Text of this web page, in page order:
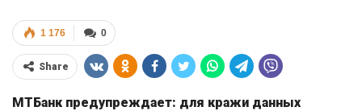
0
1 176
Share
МТБанк предупреждает: для кражи данных